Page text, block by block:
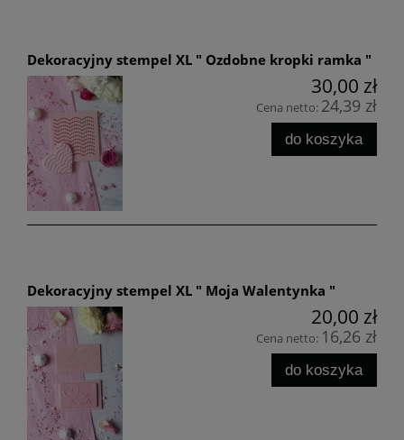
Dekoracyjny stempel XL " Ozdobne kropki ramka "
30,00 zł
Cena netto: 24,39 zł
do koszyka
Dekoracyjny stempel XL " Moja Walentynka "
20,00 zł
Cena netto: 16,26 zł
do koszyka